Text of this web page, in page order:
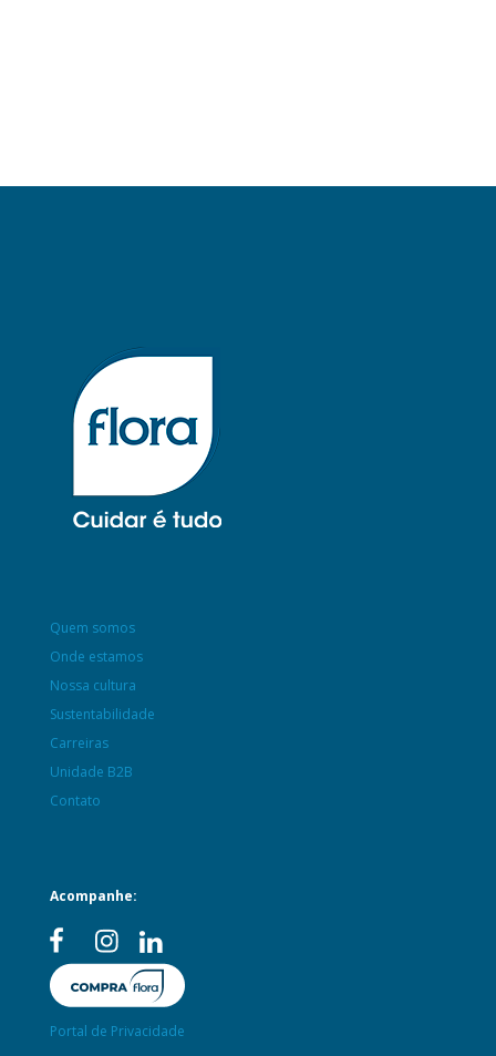
Quem somos
Onde estamos
Nossa cultura
Sustentabilidade
Carreiras
Unidade B2B
Contato
Acompanhe:
Portal de Privacidade